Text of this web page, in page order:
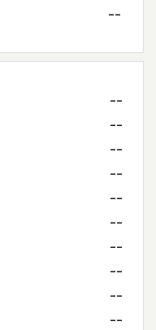
--
--
--
--
--
--
--
--
--
--
--